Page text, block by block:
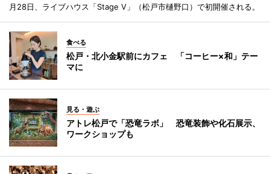
月28日、ライブハウス「Stage V」（松戸市樋野口）で初開催される。
食べる
松戸・北小金駅前にカフェ 「コーヒー×和」テー
マに
見る・遊ぶ
アトレ松戸で「恐竜ラボ」 恐竜装飾や化石展示、
ワークショップも